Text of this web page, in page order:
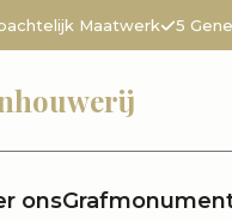
Maatwerk 5
ons